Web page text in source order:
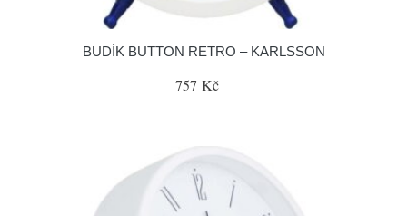
BUDÍK BUTTON RETRO – KARLSSON
757 Kč